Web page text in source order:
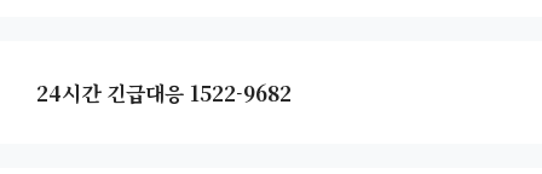
24시간 긴급대응 1522-9682